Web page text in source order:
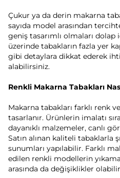
Çukur ya da derin makarna
sayıda model arasından
geniş tasarımlı olmaları dolap
üzerinde tabakların fazla yer
gibi detaylara dikkat ederek
alabilirsiniz.
Renkli Makarna Tabakları
Makarna tabakları farklı renk
tasarlanır. Ürünlerin imalatı
dayanıklı malzemeler, canlı
Satın alınan kaliteli tabaklarla
sunumları yapılabilir. Farklı
edilen renkli modellerin
arasında da değişiklikler